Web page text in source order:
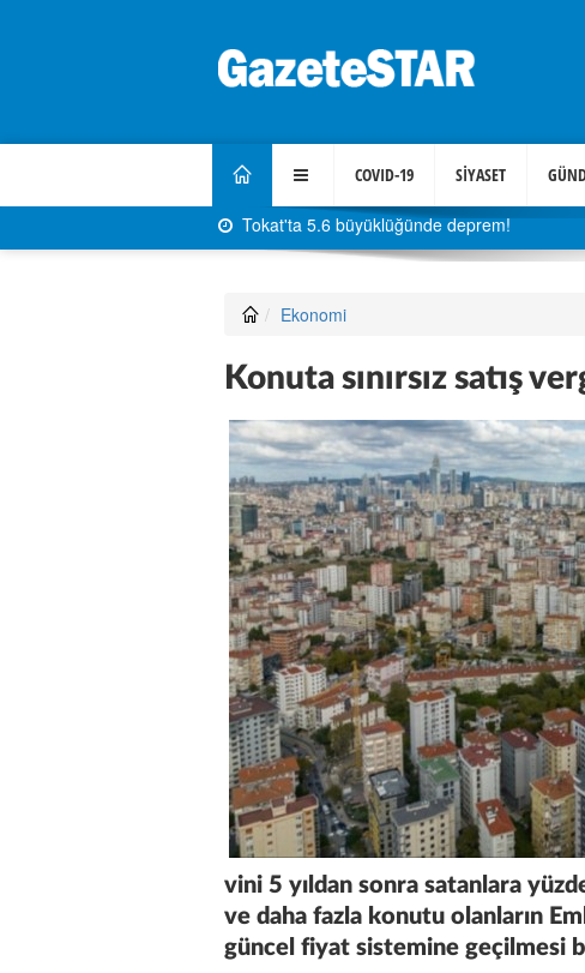
COVID-19 SİYASET
Tokat'ta 5.6 büyüklüğünde deprem!
Ekonomi
Konuta sınırsız satış
vini 5 yıldan sonra satanlara
ve daha fazla konutu olanların
güncel fiyat sistemine geçilmesi